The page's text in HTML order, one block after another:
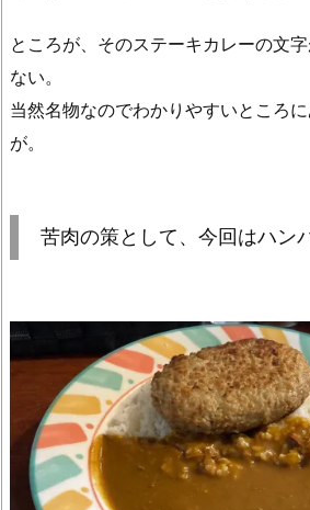
ところが、そのステーキカレーの文
ない。
当然名物なのでわかりやすいところ
が。
苦肉の策として、今回はハン